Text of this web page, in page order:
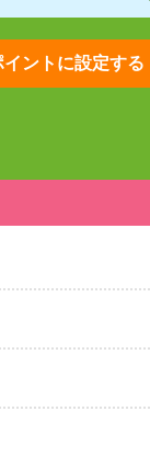
ントに設定する